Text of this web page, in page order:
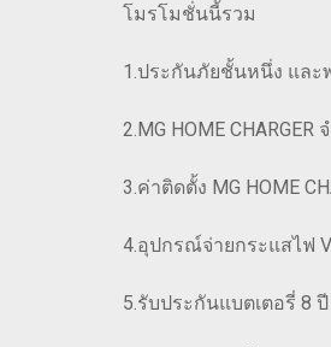
โมรโมชั่นนี้รวม
1.ประกันภัยชั้นหนึ่ง และ
2.MG HOME
3.ค่าติดตั้ง MG HOME
4.อุปกรณ์จ่ายกระแสไฟ
5.รับประกันแบตเตอรี่ 8